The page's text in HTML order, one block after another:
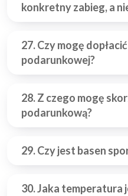
konkretny zabieg, a
27. Czy mogę
podarunkowej?
28. Z czego mogę
podarunkową?
29. Czy jest basen
30. Jaka temperatura